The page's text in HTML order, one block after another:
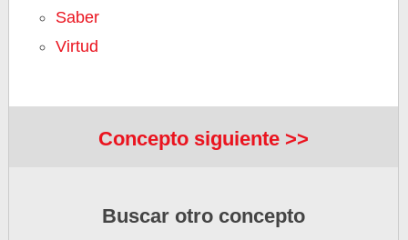
Saber
Virtud
Concepto siguiente >>
Buscar otro concepto